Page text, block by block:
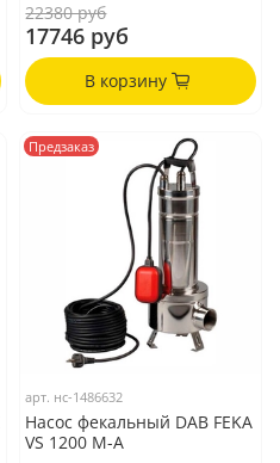
22380 руб
17746 руб
В корзину
Предзаказ
арт. нс-1486632
Насос фекальный DAB FEKA
VS 1200 M-A